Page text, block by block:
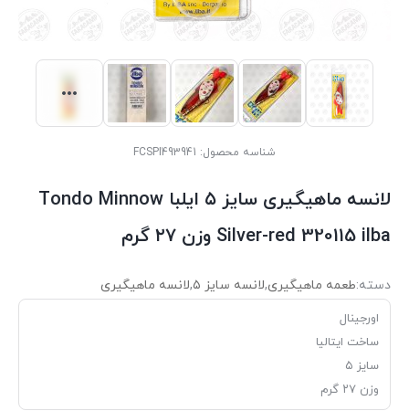
شناسه محصول: FCSPI493941
لانسه ماهیگیری سایز ۵ ایلبا Tondo Minnow
Silver-red 320115 ilba وزن ۲۷ گرم
دسته:طعمه ماهیگیری,لانسه سایز ۵ ,لانسه ماهیگیری
اورجینال
ساخت ایتالیا
سایز ۵
وزن ۲۷ گرم